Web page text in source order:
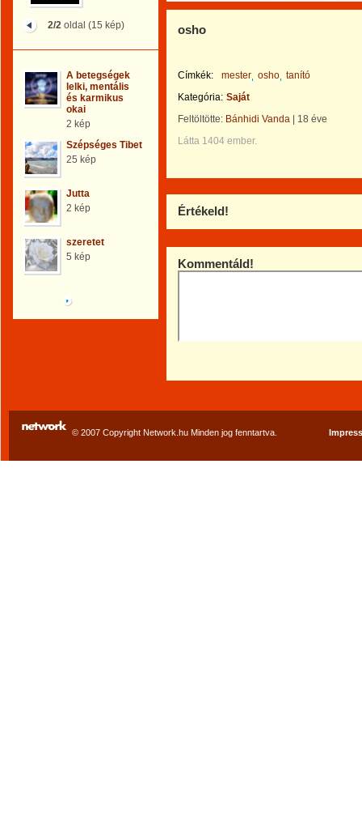
2/2oldal (15 kép)
A betegségek
lelki, mentális
és karmikus
okai
2 kép
Szépséges Tibet
25 kép
Jutta
2 kép
szeretet
5 kép
osho
Címkék: mester osho tanító
Kategória: Saját
Feltöltötte: Bánhidi Vanda
18 éve
Látta 1404 ember.
Értékeld!
Kommentáld!
© 2007 Copyright Network.hu Minden jog fenntartva.